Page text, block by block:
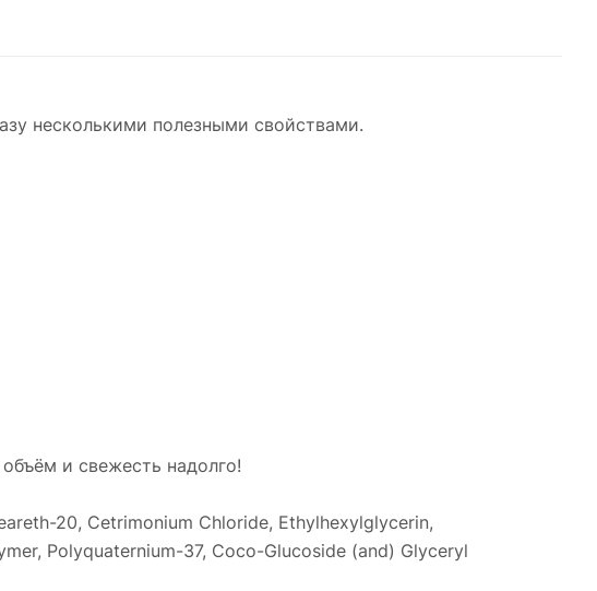
несколькими полезными свойствами.
и свежесть надолго!
20, Cetrimonium Chloride, Ethylhexylglycerin,
Polyquaternium-37, Coco-Glucoside (and) Glyceryl